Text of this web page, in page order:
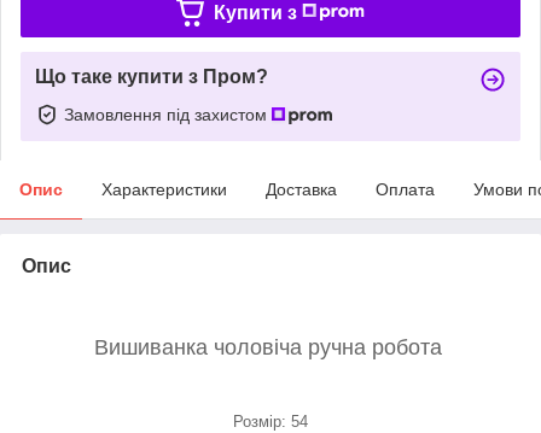
Купити з
Що таке купити з Пром?
Замовлення під захистом
Опис Характеристики Доставка Оплата Умови
Опис
Вишиванка чоловіча ручна робота
Розмір: 54